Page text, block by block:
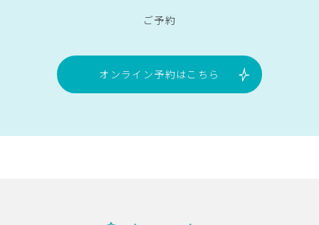
ご予約
オンライン予約はこちら